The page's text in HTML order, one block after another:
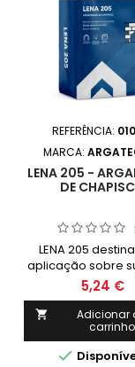
REFERÊNCIA:
MARCA:
LENA 205 -
DE
LENA 205
aplicação sobre
de baixa
armado), em
interiores e
antes da
argamassas de
LENA.
5,24 €

Adicionar
carrinho
